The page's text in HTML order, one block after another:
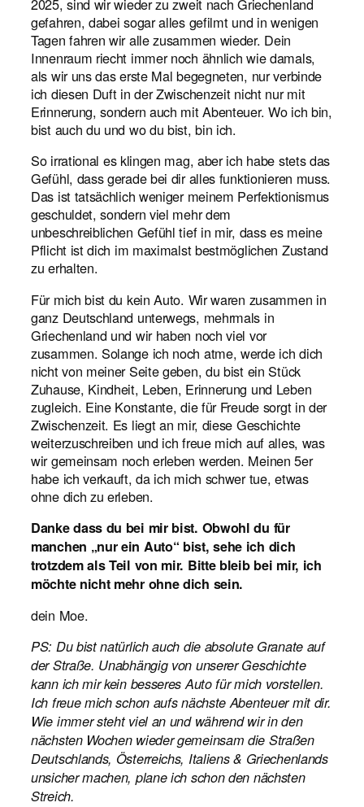
2025, sind wir wieder zu zweit nach Griechenland
gefahren, dabei sogar alles gefilmt und in wenigen
Tagen fahren wir alle zusammen wieder. Dein
Innenraum riecht immer noch ähnlich wie damals,
als wir uns das erste Mal begegneten, nur verbinde
ich diesen Duft in der Zwischenzeit nicht nur mit
Erinnerung, sondern auch mit Abenteuer. Wo ich bin,
bist auch du und wo du bist, bin ich.
So irrational es klingen mag, aber ich habe stets das
Gefühl, dass gerade bei dir alles funktionieren muss.
Das ist tatsächlich weniger meinem Perfektionismus
geschuldet, sondern viel mehr dem
unbeschreiblichen Gefühl tief in mir, dass es meine
Pflicht ist dich im maximalst bestmöglichen Zustand
zu erhalten.
Für mich bist du kein Auto. Wir waren zusammen in
ganz Deutschland unterwegs, mehrmals in
Griechenland und wir haben noch viel vor
zusammen. Solange ich noch atme, werde ich dich
nicht von meiner Seite geben, du bist ein Stück
Zuhause, Kindheit, Leben, Erinnerung und Leben
zugleich. Eine Konstante, die für Freude sorgt in der
Zwischenzeit. Es liegt an mir, diese Geschichte
weiterzuschreiben und ich freue mich auf alles, was
wir gemeinsam noch erleben werden. Meinen 5er
habe ich verkauft, da ich mich schwer tue, etwas
ohne dich zu erleben.
Danke dass du bei mir bist. Obwohl du für
manchen „nur ein Auto“ bist, sehe ich dich
trotzdem als Teil von mir. Bitte bleib bei mir, ich
möchte nicht mehr ohne dich sein.
dein Moe.
PS: Du bist natürlich auch die absolute Granate auf
der Straße. Unabhängig von unserer Geschichte
kann ich mir kein besseres Auto für mich vorstellen.
Ich freue mich schon aufs nächste Abenteuer mit dir.
Wie immer steht viel an und während wir in den
nächsten Wochen wieder gemeinsam die Straßen
Deutschlands, Österreichs, Italiens & Griechenlands
unsicher machen, plane ich schon den nächsten
Streich.